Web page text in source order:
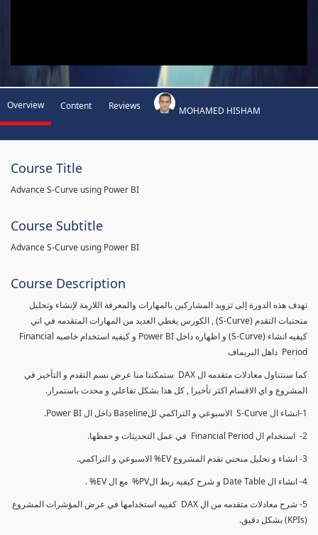
Overview Content Reviews MOHAMED HISHAM
Course Title
Advance S-Curve using Power BI
Course Subtitle
Advance S-Curve using Power BI
Course Description
تهدف هذه الدورة إلى تزويد المشاركين بالمهارات والمعرفة اللازمة لإنشاء وتحليل
منحنيات التقدم (S-Curve) , الكورس يغطي العديد من المهارات المتقدمه في اني
كيفيه انشاء (S-Curve) و اظهاره داخل Power BI و كيفيه استخدام خاصيه Financial
Period داهل البريماف
كما سنتناول معادلات متقدمه ال DAX ستمكننا منا عرض نسم التقدم و التأخير في
المشروع و اي الاقسام اكثر تأخيرا , كل هذا بشكل تفاعلي و محدث باستمرار.
1-انشاء ال S-Curve الاسبوعي و التراكمي للBaseline داخل ال Power BI.
2- استخدام ال Financial Period في عمل التحديثات و حفظها.
3- انشاء و تحليل منحني تقدم المشروع EV% الاسبوعي و التراكمي.
4- انشاء ال Date Table و شرح كيفيه ربط الPV% مع ال EV% .
5- شرح معادلات متقدمه من ال DAX كفييه استخدامها في عرض المؤشرات المشروع
(KPIs) بشكل دقيق.